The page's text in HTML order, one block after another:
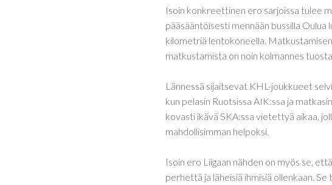
Isoin konkreettinen ero sarjoissa tulee
pääsääntöisesti mennään bussilla
kilometriä lentokoneella.
matkustamista on noin kolmannes
Lännessä sijaitsevat KHL-joukkueet
kun pelasin Ruotsissa AIK:ssa ja
kovasti ikävä SKA:ssa vietettyä aikaa,
mahdollisimman helpoksi.
Isoin ero Liigaan nähden on myös se,
perhettä ja läheisiä ihmisiä ollenkaan.